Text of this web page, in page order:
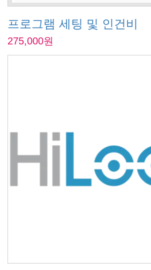
프로그램 세팅 및 인건비
275,000원